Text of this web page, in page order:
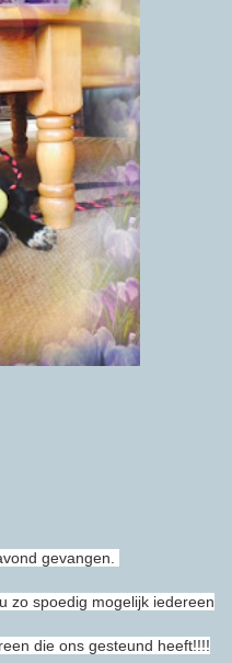
gevangen.
zo spoedig mogelijk iedereen
die ons gesteund heeft!!!!